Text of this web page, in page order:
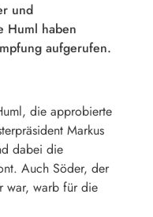
und
Huml haben
aufgerufen.
die approbierte
Markus
dabei die
Auch Söder, der
war, warb für die